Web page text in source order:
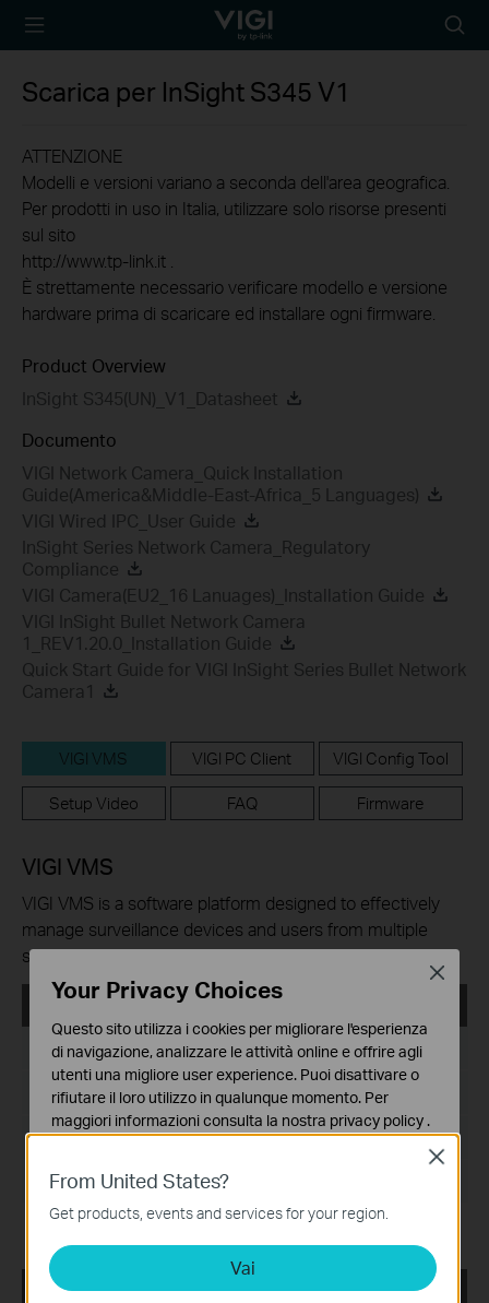
TP-Link, Reliably
icon
Scarica per InSight S345 V1
ATTENZIONE
Modelli e versioni variano a seconda dell'area geografica.
Per prodotti in uso in Italia, utilizzare solo risorse presenti
sul sito
http://www.tp-link.it .
È strettamente necessario verificare modello e versione
hardware prima di scaricare ed installare ogni firmware.
Product Overview
InSight S345(UN)_V1_Datasheet
Documento
VIGI Network Camera_Quick Installation
Guide(America&Middle-East-Africa_5 Languages)
VIGI Wired IPC_User Guide
InSight Series Network Camera_Regulatory
Compliance
VIGI Camera(EU2_16 Lanuages)_Installation Guide
VIGI InSight Bullet Network Camera
1_REV1.20.0_Installation Guide
Quick Start Guide for VIGI InSight Series Bullet Network
Camera1
VIGI VMS VIGI PC Client VIGI Config Tool
Setup Video FAQ Firmware
VIGI VMS
VIGI VMS is a software platform designed to effectively
manage surveillance devices and users from multiple
sites in a unified and intuitive manner.
VIGI VMS_1.8.56_32bits
Data di pubblicazione:2025-01-16
Lingua:Multi-language
Dimensioni file:473.44 MB
Sistema operativo: Windows 7/10/11/Server 2008 32bits
Release Note >
VIGI VMS_1.8.56_64bits
From United States?
Get products, events and services for your region.
Vai
Close
Your Privacy Choices
Questo sito utilizza i cookies per migliorare l'esperienza
di navigazione, analizzare le attività online e offrire agli
utenti una migliore user experience. Puoi disattivare o
rifiutare il loro utilizzo in qualunque momento. Per
maggiori informazioni consulta la nostra privacy policy .
Questi cookies sono necessari per il corretto
funzionamento del sito e non possono essere disattivati
nel tuo sistema.
Analytics e Marketing Cookies
I cookies analitici ci permettono di analizzare le tue
Close